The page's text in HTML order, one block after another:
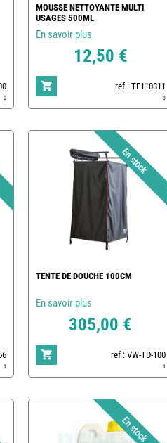
0
MOUSSE NETTOYANTE MULTI
USAGES 500ML
En savoir plus
12,50 €
ref : TE110311
3
1
TENTE DE DOUCHE 100CM
En savoir plus
305,00 €
ref : VW-TD-100
1